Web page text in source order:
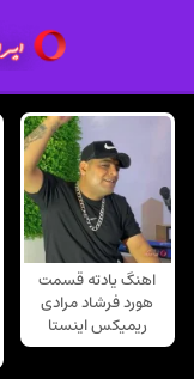
اهنگ یادته قسمت
هورد فرشاد مرادی
ریمیکس اینستا